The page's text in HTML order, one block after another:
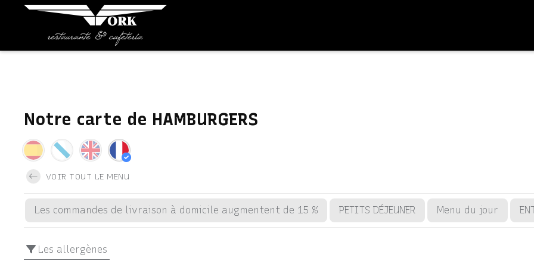
Notre carte de HAMBURGERS
VOIR TOUT LE MENU
Les commandes de livraison à domicile augmentent de 15 % PETITS DÉJEUNER Menu du jour
Les allergènes